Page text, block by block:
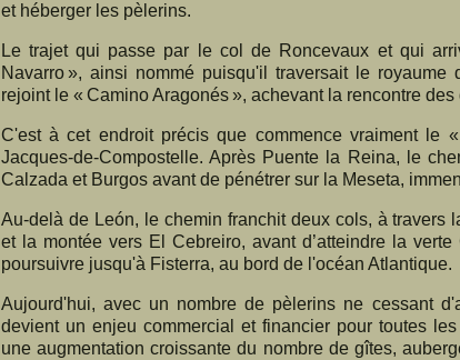
et héberger les pèlerins.
Le trajet qui passe par le col de Roncevaux et qui
Navarro », ainsi nommé puisqu'il traversait le
rejoint le « Camino Aragonés », achevant la rencontre
C'est à cet endroit précis que commence vraiment le
Jacques-de-Compostelle. Après Puente la Reina, le
Calzada et Burgos avant de pénétrer sur la Meseta,
Au-delà de León, le chemin franchit deux cols, à travers
et la montée vers El Cebreiro, avant d’atteindre la
poursuivre jusqu'à Fisterra, au bord de l'océan Atlantique.
Aujourd'hui, avec un nombre de pèlerins ne cessant
devient un enjeu commercial et financier pour toutes
une augmentation croissante du nombre de gîtes,